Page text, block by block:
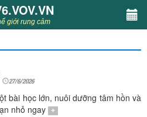
giới rung cảm
27/6/2026
bài học lớn, nuôi dưỡng tâm hồn và
nhỏ ngay
+